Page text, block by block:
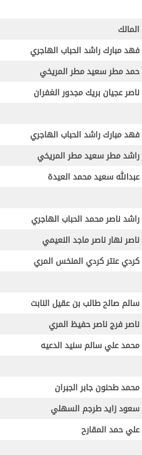
المالك
فهد مبارك راشد الحباب الهاجري
حمد مطر سعيد مطر المريخي
ناصر عجيان بريك مجدور الغفران
فهد مبارك راشد الحباب الهاجري
راشد مطر سعيد مطر المريخي
عبدالله سعيد محمد العيدة
راشد ناصر محمد الحباب الهاجري
ناصر نهار ناصر ماجد النعيمي
كردي عنتر كردي المنخس المري
سالم صالح طالب بن عقيل النابت
ناصر فرج ناصر حفيظ المري
محمد علي سالم سنيد الدعيه
محمد طحنون جابر الجبران
سعود زايد طرجم السهلي
علي حمد المقارح